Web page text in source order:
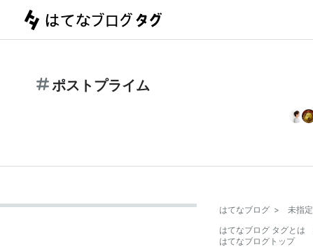
ポストプライム
はてなブログ > 未指定
はてなブログ タグとは
はてなブログトップ